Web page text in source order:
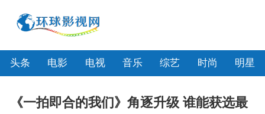
头条 电影 电视 音乐 综艺 时尚 明星
《一拍即合的我们》角逐升级 谁能获选最